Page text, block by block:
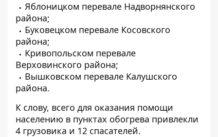
Яблоницком перевале Надворнянского
района;
Буковецком перевале Косовского
района;
Кривопольском перевале
Верховинского района;
Вышковском перевале Калушского
района.
К слову, всего для оказания помощи
населению в пунктах обогрева привлекли
4 грузовика и 12 спасателей.